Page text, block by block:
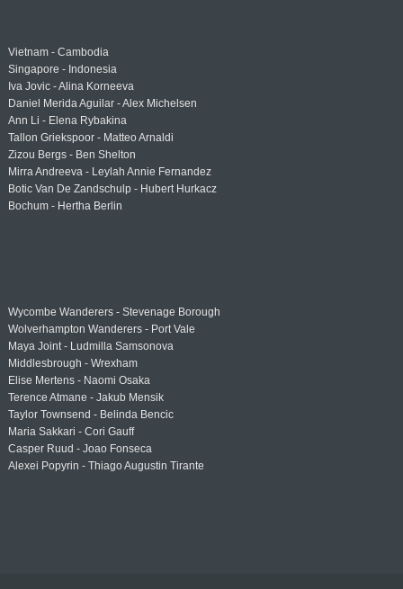
Vietnam - Cambodia
Singapore - Indonesia
Iva Jovic - Alina Korneeva
Daniel Merida Aguilar - Alex Michelsen
Ann Li - Elena Rybakina
Tallon Griekspoor - Matteo Arnaldi
Zizou Bergs - Ben Shelton
Mirra Andreeva - Leylah Annie Fernandez
Botic Van De Zandschulp - Hubert Hurkacz
Bochum - Hertha Berlin
Wycombe Wanderers - Stevenage Borough
Wolverhampton Wanderers - Port Vale
Maya Joint - Ludmilla Samsonova
Middlesbrough - Wrexham
Elise Mertens - Naomi Osaka
Terence Atmane - Jakub Mensik
Taylor Townsend - Belinda Bencic
Maria Sakkari - Cori Gauff
Casper Ruud - Joao Fonseca
Alexei Popyrin - Thiago Augustin Tirante